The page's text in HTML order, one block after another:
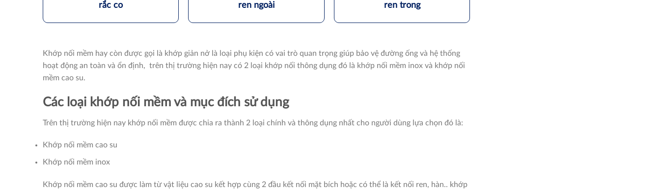
rắc co
ren ngoài
ren trong
Khớp nối mềm hay còn được gọi là khớp giản nở là loại phụ kiện có vai trò quan trọng giúp bảo vệ đường ống và hệ thống
hoạt động an toàn và ổn định, trên thị trường hiện nay có 2 loại khớp nối thông dụng đó là khớp nối mềm inox và khớp nối
mềm cao su.
Các loại khớp nối mềm và mục đích sử dụng
Trên thị trường hiện nay khớp nối mềm được chia ra thành 2 loại chính và thông dụng nhất cho người dùng lựa chọn đó là:
Khớp nối mềm cao su
Khớp nối mềm inox
Khớp nối mềm cao su được làm từ vật liệu cao su kết hợp cùng 2 đầu kết nối mặt bích hoặc có thể là kết nối ren, hàn.. khớp